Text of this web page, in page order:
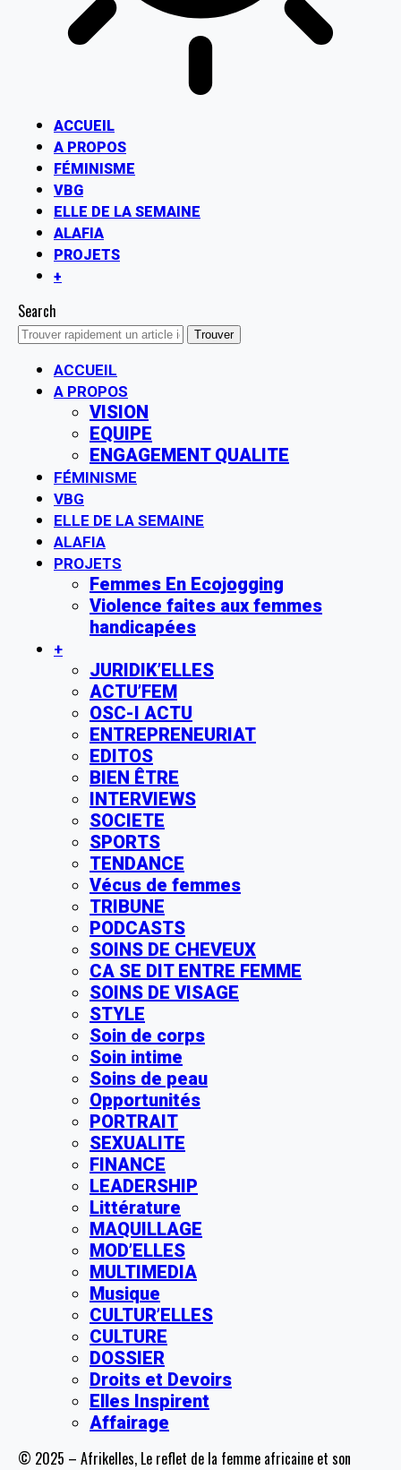
ACCUEIL
A PROPOS
FÉMINISME
VBG
ELLE DE LA SEMAINE
ALAFIA
PROJETS
+
Search
ACCUEIL
A PROPOS
VISION
EQUIPE
ENGAGEMENT QUALITE
FÉMINISME
VBG
ELLE DE LA SEMAINE
ALAFIA
PROJETS
Femmes En Ecojogging
Violence faites aux femmes
handicapées
+
JURIDIK’ELLES
ACTU’FEM
OSC-I ACTU
ENTREPRENEURIAT
EDITOS
BIEN ÊTRE
INTERVIEWS
SOCIETE
SPORTS
TENDANCE
Vécus de femmes
TRIBUNE
PODCASTS
SOINS DE CHEVEUX
CA SE DIT ENTRE FEMME
SOINS DE VISAGE
STYLE
Soin de corps
Soin intime
Soins de peau
Opportunités
PORTRAIT
SEXUALITE
FINANCE
LEADERSHIP
Littérature
MAQUILLAGE
MOD’ELLES
MULTIMEDIA
Musique
CULTUR’ELLES
CULTURE
DOSSIER
Droits et Devoirs
Elles Inspirent
Affairage
© 2025 – Afrikelles, Le reflet de la femme africaine et son